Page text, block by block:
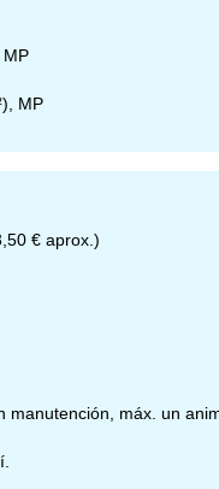
MP
€ aprox.)
máx. un
.